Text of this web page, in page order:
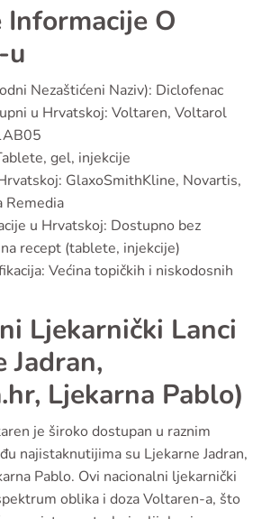
Informacije O
u
Nezaštićeni Naziv): Diclofenac
u Hrvatskoj: Voltaren, Voltarol
gel, injekcije
GlaxoSmithKline, Novartis,
Remedia
u Hrvatskoj: Dostupno bez
recept (tablete, injekcije)
Većina topičkih i niskodosnih
Ljekarnički Lanci
Jadran,
Ljekarna Pablo)
je široko dostupan u raznim
najistaknutijima su Ljekarne Jadran,
Pablo. Ovi nacionalni ljekarnički
oblika i doza Voltaren-a, što